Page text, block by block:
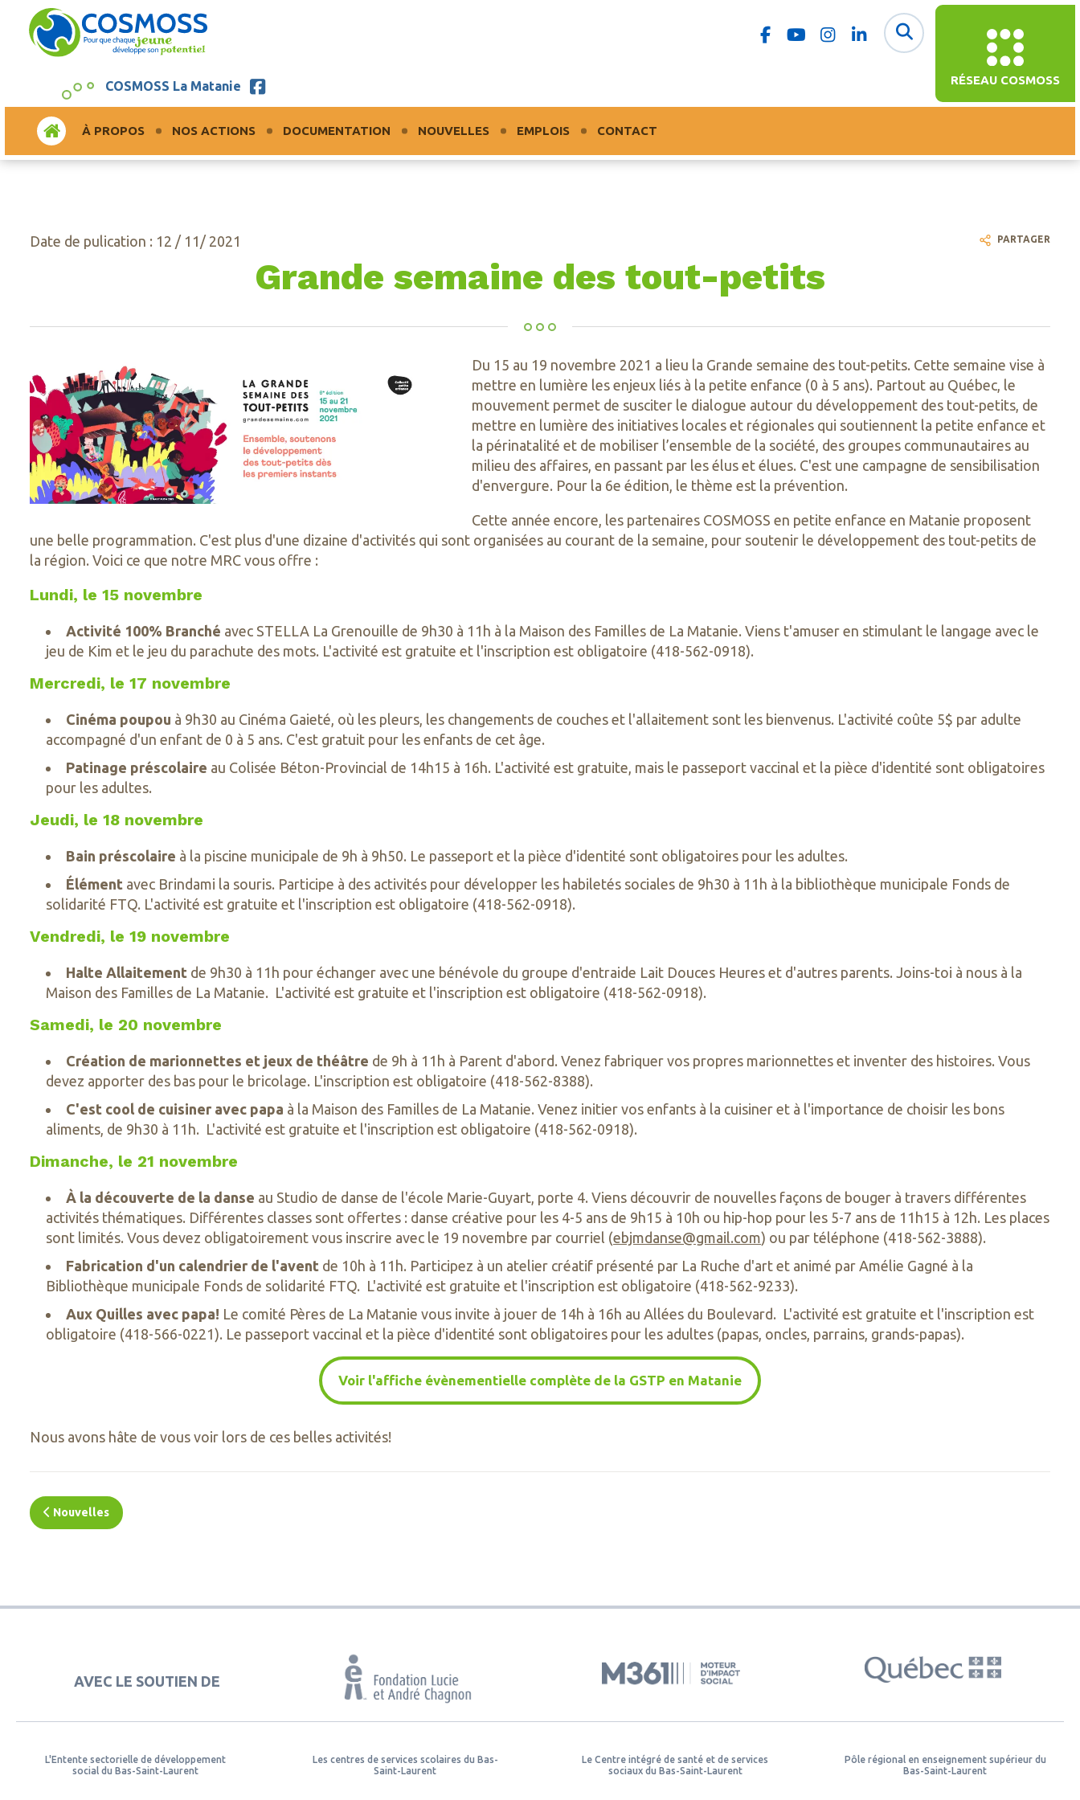
RÉSEAU COSMOSS
COSMOSS La Matanie
ACCUEILÀ PROPOS NOS ACTIONS DOCUMENTATION NOUVELLES EMPLOIS CONTACT
Date de pulication : 12 / 11/ 2021
Grande semaine des tout-petits
Du 15 au 19 novembre 2021 a lieu la Grande semaine des tout-petits. Cette semaine vise à
mettre en lumière les enjeux liés à la petite enfance (0 à 5 ans). Partout au Québec, le
mouvement permet de susciter le dialogue autour du développement des tout-petits, de
mettre en lumière des initiatives locales et régionales qui soutiennent la petite enfance et
la périnatalité et de mobiliser l’ensemble de la société, des groupes communautaires au
milieu des affaires, en passant par les élus et élues. C'est une campagne de sensibilisation
d'envergure. Pour la 6e édition, le thème est la prévention.
Cette année encore, les partenaires COSMOSS en petite enfance en Matanie proposent
une belle programmation. C'est plus d'une dizaine d'activités qui sont organisées au courant de la semaine, pour soutenir le développement des tout-petits de
la région. Voici ce que notre MRC vous offre :
Lundi, le 15 novembre
Activité 100% Branché avec STELLA La Grenouille de 9h30 à 11h à la Maison des Familles de La Matanie. Viens t'amuser en stimulant le langage avec le
jeu de Kim et le jeu du parachute des mots. L'activité est gratuite et l'inscription est obligatoire (418-562-0918).
Mercredi, le 17 novembre
Cinéma poupou à 9h30 au Cinéma Gaieté, où les pleurs, les changements de couches et l'allaitement sont les bienvenus. L'activité coûte 5$ par adulte
accompagné d'un enfant de 0 à 5 ans. C'est gratuit pour les enfants de cet âge.
Patinage préscolaire au Colisée Béton-Provincial de 14h15 à 16h. L'activité est gratuite, mais le passeport vaccinal et la pièce d'identité sont obligatoires
pour les adultes.
Jeudi, le 18 novembre
Bain préscolaire à la piscine municipale de 9h à 9h50. Le passeport et la pièce d'identité sont obligatoires pour les adultes.
Élément avec Brindami la souris. Participe à des activités pour développer les habiletés sociales de 9h30 à 11h à la bibliothèque municipale Fonds de
solidarité FTQ. L'activité est gratuite et l'inscription est obligatoire (418-562-0918).
Vendredi, le 19 novembre
Halte Allaitement de 9h30 à 11h pour échanger avec une bénévole du groupe d'entraide Lait Douces Heures et d'autres parents. Joins-toi à nous à la
Maison des Familles de La Matanie. L'activité est gratuite et l'inscription est obligatoire (418-562-0918).
Samedi, le 20 novembre
Création de marionnettes et jeux de théâtre de 9h à 11h à Parent d'abord. Venez fabriquer vos propres marionnettes et inventer des histoires. Vous
devez apporter des bas pour le bricolage. L'inscription est obligatoire (418-562-8388).
C'est cool de cuisiner avec papa à la Maison des Familles de La Matanie. Venez initier vos enfants à la cuisiner et à l'importance de choisir les bons
aliments, de 9h30 à 11h. L'activité est gratuite et l'inscription est obligatoire (418-562-0918).
Dimanche, le 21 novembre
À la découverte de la danse au Studio de danse de l'école Marie-Guyart, porte 4. Viens découvrir de nouvelles façons de bouger à travers différentes
activités thématiques. Différentes classes sont offertes : danse créative pour les 4-5 ans de 9h15 à 10h ou hip-hop pour les 5-7 ans de 11h15 à 12h. Les places
sont limités. Vous devez obligatoirement vous inscrire avec le 19 novembre par courriel (ebjmdanse@gmail.com) ou par téléphone (418-562-3888).
Fabrication d'un calendrier de l'avent de 10h à 11h. Participez à un atelier créatif présenté par La Ruche d'art et animé par Amélie Gagné à la
Bibliothèque municipale Fonds de solidarité FTQ. L'activité est gratuite et l'inscription est obligatoire (418-562-9233).
Aux Quilles avec papa! Le comité Pères de La Matanie vous invite à jouer de 14h à 16h au Allées du Boulevard. L'activité est gratuite et l'inscription est
obligatoire (418-566-0221). Le passeport vaccinal et la pièce d'identité sont obligatoires pour les adultes (papas, oncles, parrains, grands-papas).
Voir l'affiche évènementielle complète de la GSTP en Matanie
Nous avons hâte de vous voir lors de ces belles activités!
Nouvelles
PARTAGER
AVEC LE SOUTIEN DE
L'Entente sectorielle de développement
social du Bas-Saint-Laurent
Les centres de services scolaires du Bas-
Saint-Laurent
Le Centre intégré de santé et de services
sociaux du Bas-Saint-Laurent
Pôle régional en enseignement supérieur du
Bas-Saint-Laurent